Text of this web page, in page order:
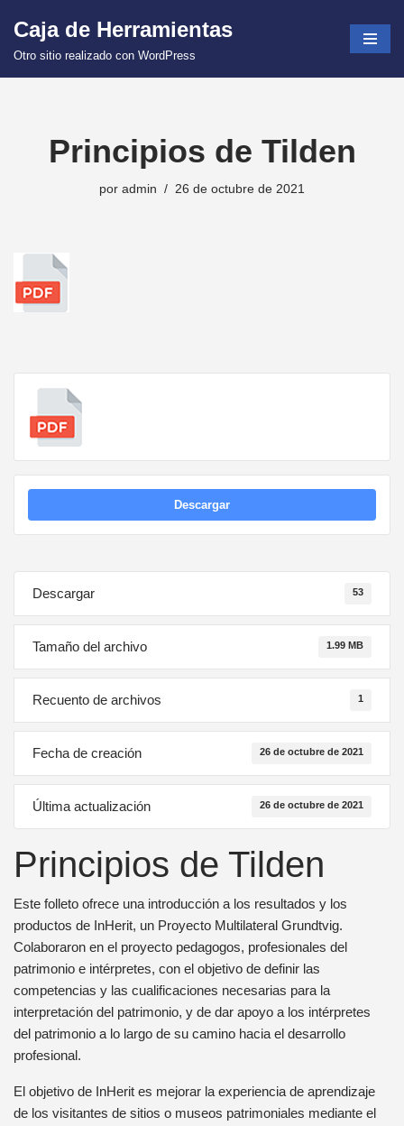
Saltar
Caja de Herramientas
Otro sitio realizado con WordPress
Principios de Tilden
por admin 26 de octubre de 2021
Descargar
Descargar 53
Tamaño del archivo 1.99 MB
Recuento de archivos 1
Fecha de creación 26 de octubre de 2021
Última actualización 26 de octubre de 2021
Principios de Tilden
Este folleto ofrece una introducción a los resultados y los
productos de InHerit, un Proyecto Multilateral Grundtvig.
Colaboraron en el proyecto pedagogos, profesionales del
patrimonio e intérpretes, con el objetivo de definir las
competencias y las cualificaciones necesarias para la
interpretación del patrimonio, y de dar apoyo a los intérpretes
del patrimonio a lo largo de su camino hacia el desarrollo
profesional.
El objetivo de InHerit es mejorar la experiencia de aprendizaje
de los visitantes de sitios o museos patrimoniales mediante el